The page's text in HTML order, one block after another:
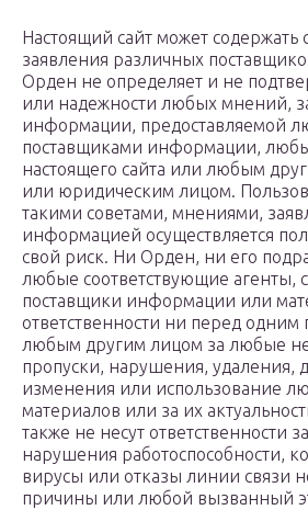
Настоящий сайт может содержать
заявления различных
Орден не определяет и не
или надежности любых мнений,
информации, предоставляемой
поставщиками информации,
настоящего сайта или любым
или юридическим лицом.
такими советами, мнениями,
информацией осуществляется
свой риск. Ни Орден, ни его
любые соответствующие агенты,
поставщики информации или
ответственности ни перед одним
любым другим лицом за любые
пропуски, нарушения, удаления,
изменения или использование
материалов или за их
также не несут ответственности
нарушения работоспособности,
вирусы или отказы линии связи
причины или любой вызванный